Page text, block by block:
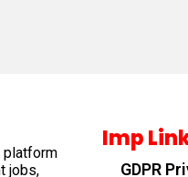
platform
jobs,
Imp
GDPR